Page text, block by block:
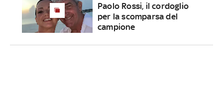
Paolo Rossi, il cordoglio
per la scomparsa del
campione